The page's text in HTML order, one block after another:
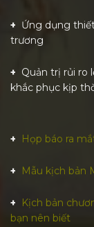
Ứng dụng
trương
Quản trị rủi ro
khắc phục kịp
Họp báo ra
Mẫu kịch bản
Kịch bản
bạn nên biết